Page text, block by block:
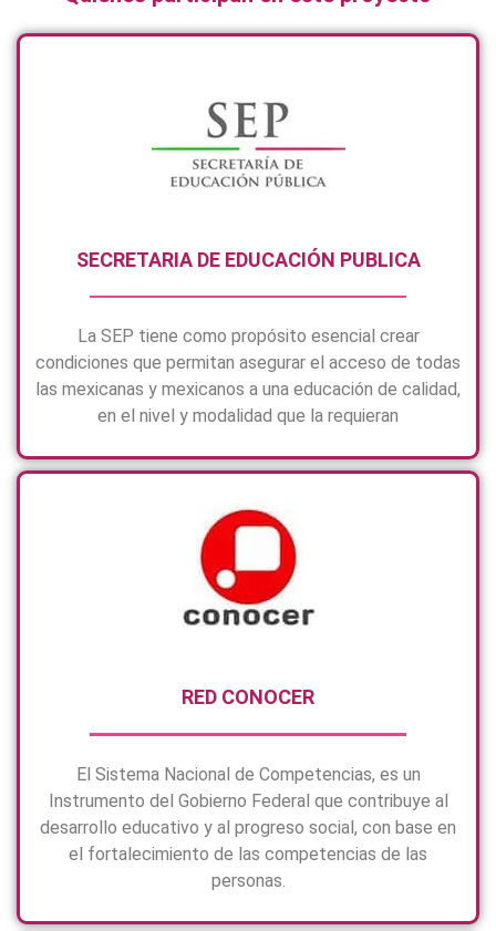
SECRETARIA DE EDUCACIÓN PUBLICA
La SEP tiene como propósito esencial crear
condiciones que permitan asegurar el acceso de todas
las mexicanas y mexicanos a una educación de calidad,
en el nivel y modalidad que la requieran
RED CONOCER
El Sistema Nacional de Competencias, es un
Instrumento del Gobierno Federal que contribuye al
desarrollo educativo y al progreso social, con base en
el fortalecimiento de las competencias de las
personas.